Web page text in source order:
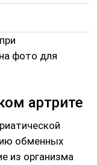
фото для
артрите
обменных
из организма